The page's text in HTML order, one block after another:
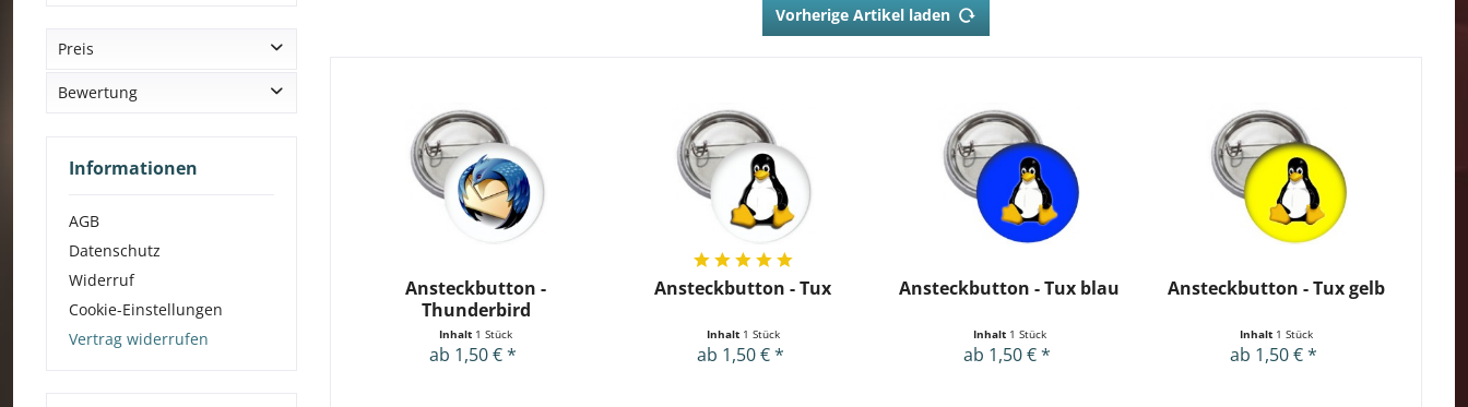
Preis
Bewertung
& mehr
Informationen
AGB
Datenschutz
Widerruf
Cookie-Einstellungen
Vertrag widerrufen
Vorherige Artikel laden
Ansteckbutton -
Thunderbird
Inhalt 1 Stück
ab 1,50 € *
Ansteckbutton - Tux
Inhalt 1 Stück
ab 1,50 € *
Ansteckbutton - Tux blau
Inhalt 1 Stück
ab 1,50 € *
Ansteckbutton - Tux gelb
Inhalt 1 Stück
ab 1,50 € *